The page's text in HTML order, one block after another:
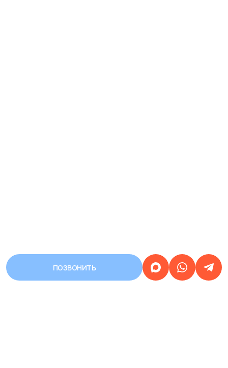
ПОЗВОНИТЬ